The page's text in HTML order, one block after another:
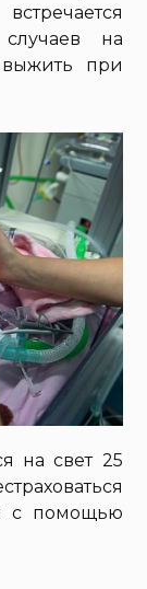
на
при
на свет 25
с помощью